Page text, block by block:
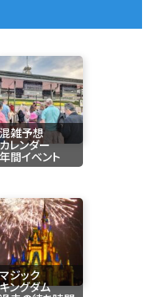
混雑予想
カレンダー
年間イベント
マジック
キングダム